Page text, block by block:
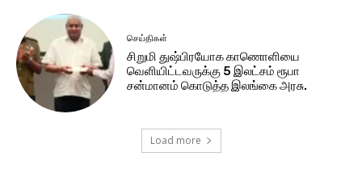
செய்திகள்
சிறுமி துஷ்பிரயோக காணொளியை
வெளியிட்டவருக்கு 5 இலட்சம் ரூபா
சன்மானம் கொடுத்த இலங்கை அரசு.
Load more